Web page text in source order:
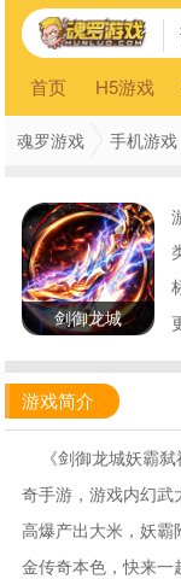
首页 H5游戏
魂罗游戏 手机游戏
剑御龙城
游戏简介
《剑御龙城妖霸
奇手游，游戏内幻
高爆产出大米，妖
金传奇本色，快来一